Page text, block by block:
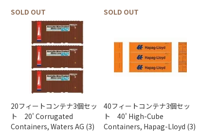
SOLD OUT
SOLD OUT
20フィートコンテナ3個セッ
ト 20' Corrugated
Containers, Waters AG (3)
40フィートコンテナ3個セッ
ト 40' High-Cube
Containers, Hapag-Lloyd (3)